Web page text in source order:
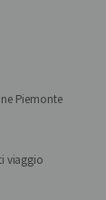
Piemonte
viaggio